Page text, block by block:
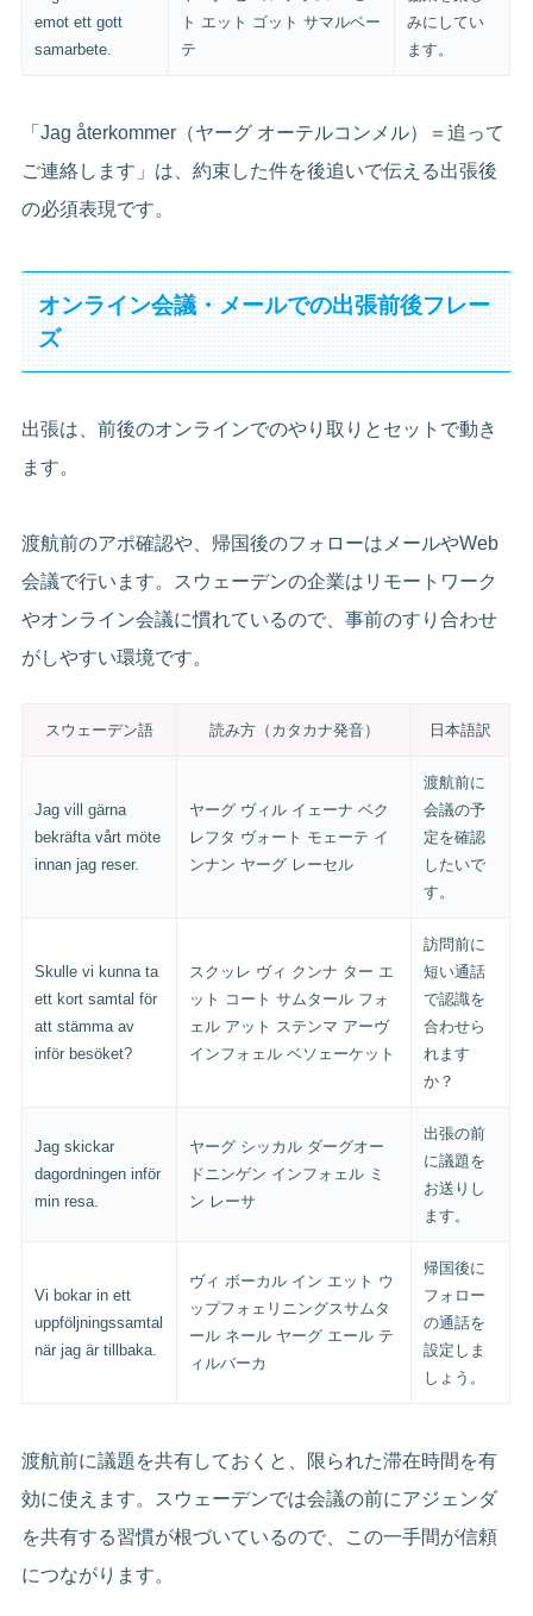
emot ett gott
samarbete.
ト エット ゴット サマルベー
テ
みにしてい
ます。
「Jag återkommer（ヤーグ オーテルコンメル）＝追って
ご連絡します」は、約束した件を後追いで伝える出張後
の必須表現です。
オンライン会議・メールでの出張前後フレー
ズ
出張は、前後のオンラインでのやり取りとセットで動き
ます。
渡航前のアポ確認や、帰国後のフォローはメールやWeb
会議で行います。スウェーデンの企業はリモートワーク
やオンライン会議に慣れているので、事前のすり合わせ
がしやすい環境です。
スウェーデン語 読み方（カタカナ発音） 日本語訳
Jag vill gärna
bekräfta vårt möte
innan jag reser.
ヤーグ ヴィル イェーナ ベク
レフタ ヴォート モェーテ イ
ンナン ヤーグ レーセル
渡航前に
会議の予
定を確認
したいで
す。
Skulle vi kunna ta
ett kort samtal för
att stämma av
inför besöket?
スクッレ ヴィ クンナ ター エ
ット コート サムタール フォ
ェル アット ステンマ アーヴ
インフォェル ベソェーケット
訪問前に
短い通話
で認識を
合わせら
れます
か？
Jag skickar
dagordningen inför
min resa.
ヤーグ シッカル ダーグオー
ドニンゲン インフォェル ミ
ン レーサ
出張の前
に議題を
お送りし
ます。
Vi bokar in ett
uppföljningssamtal
när jag är tillbaka.
ヴィ ボーカル イン エット ウ
ップフォェリニングスサムタ
ール ネール ヤーグ エール テ
ィルバーカ
帰国後に
フォロー
の通話を
設定しま
しょう。
渡航前に議題を共有しておくと、限られた滞在時間を有
効に使えます。スウェーデンでは会議の前にアジェンダ
を共有する習慣が根づいているので、この一手間が信頼
につながります。